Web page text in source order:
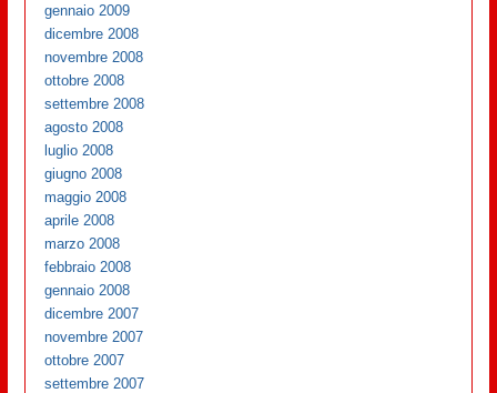
gennaio 2009
dicembre 2008
novembre 2008
ottobre 2008
settembre 2008
agosto 2008
luglio 2008
giugno 2008
maggio 2008
aprile 2008
marzo 2008
febbraio 2008
gennaio 2008
dicembre 2007
novembre 2007
ottobre 2007
settembre 2007